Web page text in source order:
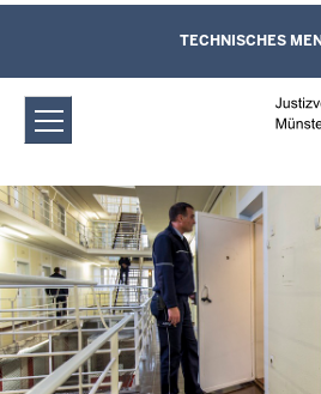
Justizvollzugsanstalt
Abteilung für
Direkt zum Inhalt
Leichte Sprache,
und Kontaktformular
TECHNISCHES